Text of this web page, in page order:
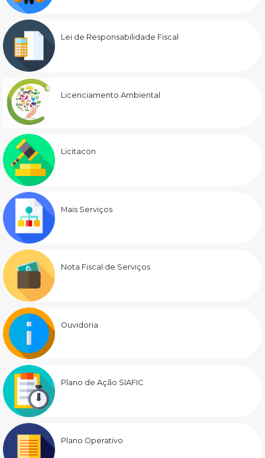
Lei de Responsabilidade Fiscal
Licenciamento Ambiental
Licitacon
Mais Serviços
Nota Fiscal de Serviços
Ouvidoria
Plano de Ação SIAFIC
Plano Operativo